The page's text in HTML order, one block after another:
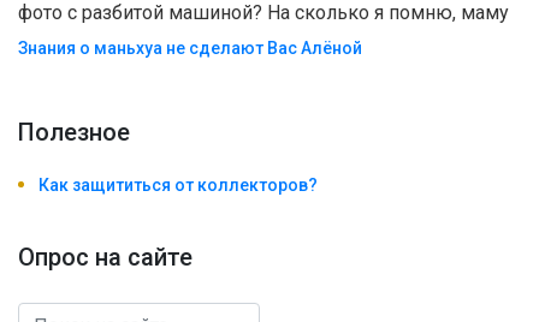
фото с разбитой машиной? На сколько я помню, маму
Знания о маньхуа не сделают Вас Алëной
Полезноe
Как защититься от коллекторов?
Опрос на сайте